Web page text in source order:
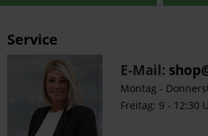
Service
E-Mail:
Montag -
Freitag: 9 - 12:30